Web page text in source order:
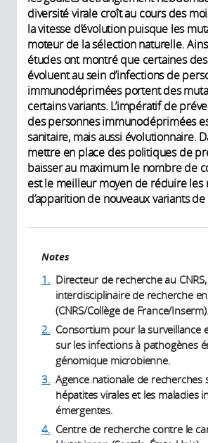
diversité virale croît au cours des
la vitesse d’évolution puisque les
moteur de la sélection naturelle.
études ont montré que certaines
évoluent au sein d’infections de
immunodéprimées portent des
certains variants. L’impératif de
des personnes immunodéprimées
sanitaire, mais aussi évolutionnaire.
mettre en place des politiques de
baisser au maximum le nombre de
est le meilleur moyen de réduire les
d’apparition de nouveaux variants de
Notes
1. Directeur de recherche au
interdisciplinaire de recherche
(CNRS/Collège de France/Inserm).
2. Consortium pour la surveillance
sur les infections à pathogènes
génomique microbienne.
3. Agence nationale de recherches
hépatites virales et les maladies
émergentes.
4. Centre de recherche contre le